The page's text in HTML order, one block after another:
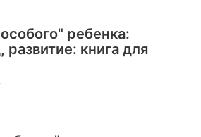
ребенка:
книга для